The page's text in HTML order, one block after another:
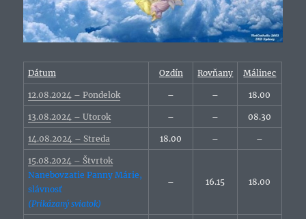
Dátum Ozdín Rovňany Málinec
12.08.2024 – Pondelok – – 18.00
13.08.2024 – Utorok – – 08.30
14.08.2024 – Streda 18.00 – –
15.08.2024 – Štvrtok
Nanebovzatie Panny Márie,
slávnosť
(Prikázaný sviatok)
– 16.15 18.00